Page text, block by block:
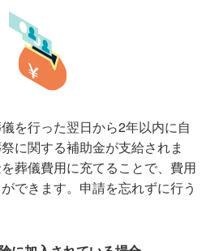
を行った翌日から2年以内に自
に関する補助金が支給されま
葬儀費用に充てることで、費用
できます。申請を忘れずに行う